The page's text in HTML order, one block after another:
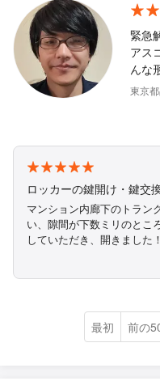
緊急解
アス
んな形
スコ
く
ま
東京
ロッカーの鍵開け・鍵交
マンション内廊下のトラン
い、隙間が下数ミリのとこ
していただき、開きました
なり金額がかかると聞い
最初 前の